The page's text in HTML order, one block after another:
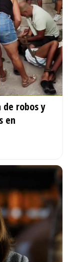
de robos y
en